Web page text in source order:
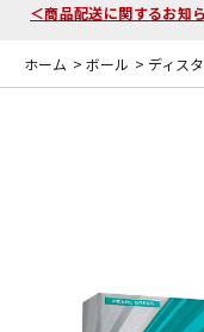
＜商品配送に関するお知
ホーム > ボール > ディス